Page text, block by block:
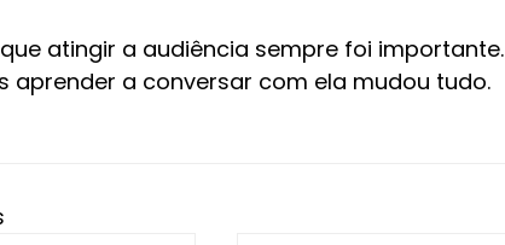
atingir a audiência sempre foi importante.
aprender a conversar com ela mudou tudo.